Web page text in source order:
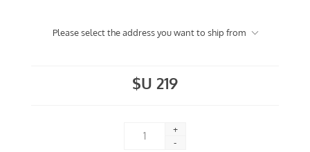
Please select the address you want to ship from
$U 219
+
-